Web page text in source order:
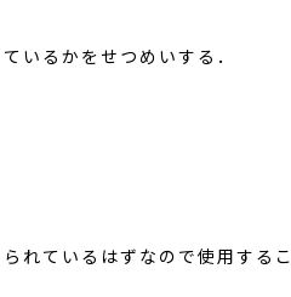
いるかをせつめいする．
れているはずなので使用するこ